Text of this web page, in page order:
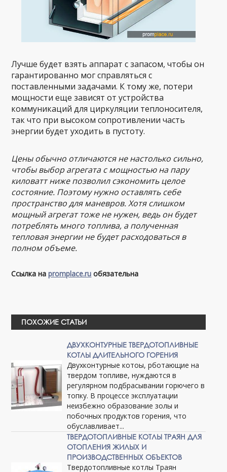
Лучше будет взять аппарат с запасом, чтобы он
гарантированно мог справляться с
поставленными задачами. К тому же, потери
мощности еще зависят от устройства
коммуникаций для циркуляции теплоносителя,
так что при высоком сопротивлении часть
энергии будет уходить в пустоту.
Цены обычно отличаются не настолько сильно,
чтобы выбор агрегата с мощностью на пару
киловатт ниже позволил сэкономить целое
состояние. Поэтому нужно оставлять себе
пространство для маневров. Хотя слишком
мощный агрегат тоже не нужен, ведь он будет
потреблять много топлива, а полученная
тепловая энергии не будет расходоваться в
полном объеме.
Ссылка наpromplace.ru обязательна
ПОХОЖИЕ СТАТЬИ
ДВУХКОНТУРНЫЕ ТВЕРДОТОПЛИВНЫЕ
КОТЛЫ ДЛИТЕЛЬНОГО ГОРЕНИЯ
Двухконтурные котоы, рботающие на
твердом топливе, нуждаются в
регулярном подбрасывании горючего в
топку. В процессе эксплуатации
неизбежно образование золы и
побочных продуктов горения, что
обуславливает...
ТВЕРДОТОПЛИВНЫЕ КОТЛЫ ТРАЯН ДЛЯ
ОТОПЛЕНИЯ ЖИЛЫХ И
ПРОИЗВОДСТВЕННЫХ ОБЪЕКТОВ
Твердотопливные котлы Траян